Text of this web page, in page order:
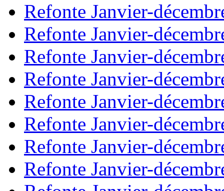
Refonte Janvier-
Refonte Janvier-
Refonte Janvier-
Refonte Janvier-
Refonte Janvier-
Refonte Janvier-
Refonte Janvier-
Refonte Janvier-